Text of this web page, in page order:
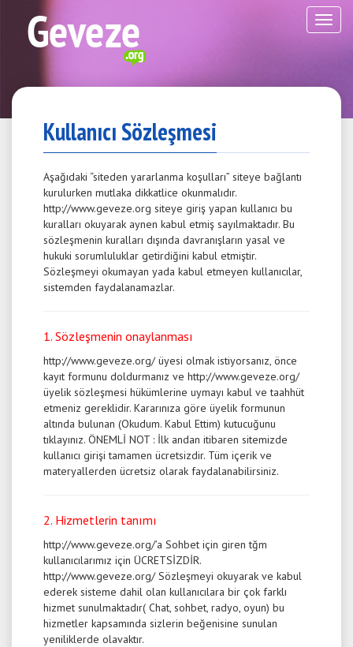
Kullanıcı Sözleşmesi
Aşağıdaki “siteden yararlanma koşulları” siteye bağlantı
kurulurken mutlaka dikkatlice okunmalıdır.
http://www.geveze.org siteye giriş yapan kullanıcı bu
kuralları okuyarak aynen kabul etmiş sayılmaktadır. Bu
sözleşmenin kuralları dışında davranışların yasal ve
hukuki sorumluluklar getirdiğini kabul etmiştir.
Sözleşmeyi okumayan yada kabul etmeyen kullanıcılar,
sistemden faydalanamazlar.
1. Sözleşmenin onaylanması
http://www.geveze.org/ üyesi olmak istiyorsanız, önce
kayıt formunu doldurmanız ve http://www.geveze.org/
üyelik sözleşmesi hükümlerine uymayı kabul ve taahhüt
etmeniz gereklidir. Kararınıza göre üyelik formunun
altında bulunan (Okudum. Kabul Ettim) kutucuğunu
tıklayınız. ÖNEMLİ NOT : İlk andan itibaren sitemizde
kullanıcı girişi tamamen ücretsizdir. Tüm içerik ve
materyallerden ücretsiz olarak faydalanabilirsiniz.
2. Hizmetlerin tanımı
http://www.geveze.org/’a Sohbet için giren tğm
kullanıcılarımız için ÜCRETSİZDİR.
http://www.geveze.org/ Sözleşmeyi okuyarak ve kabul
ederek sisteme dahil olan kullanıcılara bir çok farklı
hizmet sunulmaktadır( Chat, sohbet, radyo, oyun) bu
hizmetler kapsamında sizlerin beğenisine sunulan
yeniliklerde olavaktır.